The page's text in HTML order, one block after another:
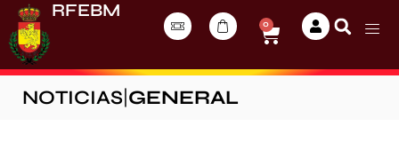
RFEBM
0
NOTICIAS GENERAL